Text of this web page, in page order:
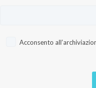
Acconsento